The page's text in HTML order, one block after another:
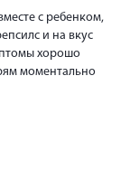
с ребенком,
и на вкус
хорошо
моментально